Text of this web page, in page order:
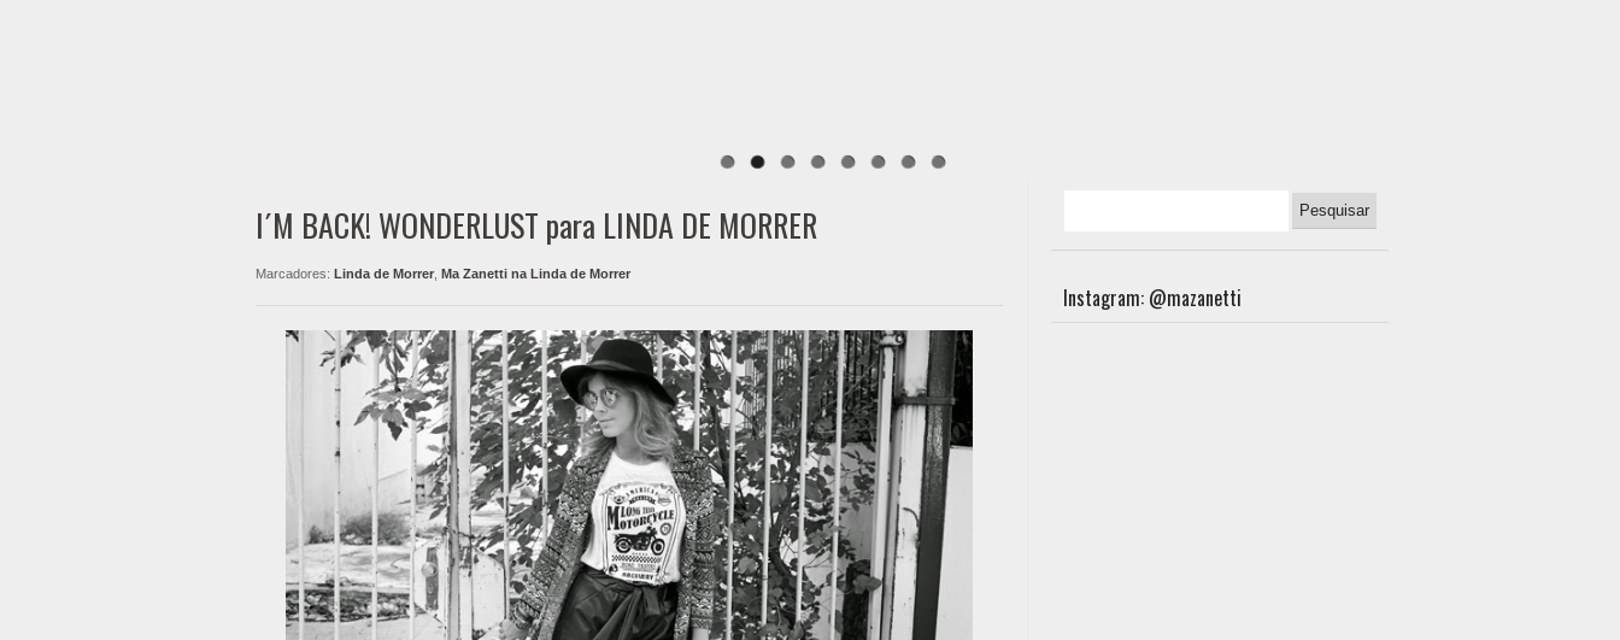
I´M BACK! WONDERLUST para LINDA DE MORRER
Marcadores: Linda de Morrer Ma Zanetti na Linda de Morrer
Instagram: @mazanetti